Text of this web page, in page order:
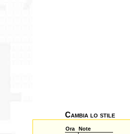
Cambia lo stile
Ora Note